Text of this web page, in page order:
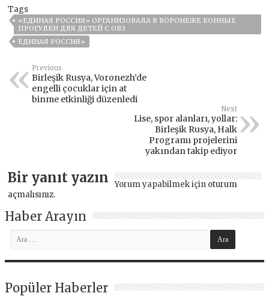
Tags
«ЕДИНАЯ РОССИЯ» ОРГАНИЗОВАЛА В ВОРОНЕЖЕ КОННЫЕ
ПРОГУЛКИ ДЛЯ ДЕТЕЙ С ОВЗ
ЕДИНАЯ РОССИЯ»
Previous
Birleşik Rusya, Voronezh’de
engelli çocuklar için at
binme etkinliği düzenledi
Next
Lise, spor alanları, yollar:
Birleşik Rusya, Halk
Programı projelerini
yakından takip ediyor
Bir yanıt yazın Yorum yapabilmek için oturum
açmalısınız.
Haber Arayın
Popüler Haberler